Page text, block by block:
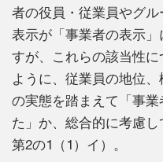
者の役員・従業員やグ
表示が「事業者の表示
すが、これらの該当性
ように、従業員の地位
の実態を踏まえて「事
た」か、総合的に考慮
第2の1（1）イ）。